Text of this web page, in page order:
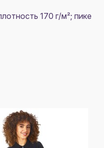
170 г/м²; пике